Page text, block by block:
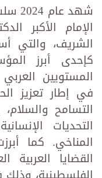
شهد
الإمام الأكبر
الشريف، والتي
كإحدى أبرز
المستويين
في إطار تعزيز
التسامح
التحديات
المناخي. كما
القضايا